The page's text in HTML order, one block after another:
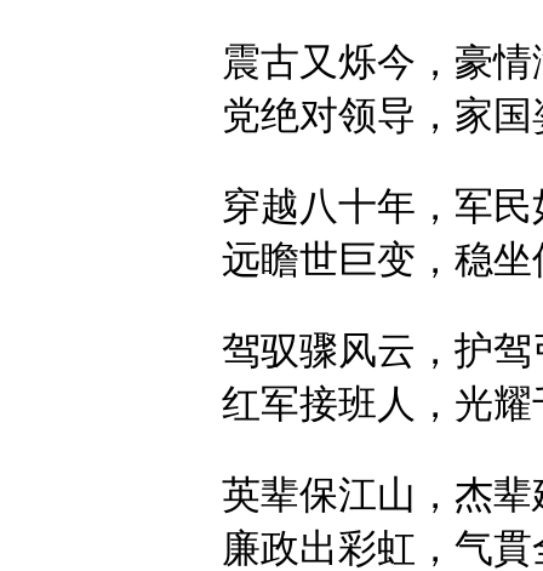
震古又烁今， 豪情
党绝对领导， 家国
穿越八十年， 军民
远瞻世巨变， 稳坐
驾驭骤风云， 护驾
红军接班人， 光耀
英辈保江山， 杰辈
廉政出彩虹， 气貫